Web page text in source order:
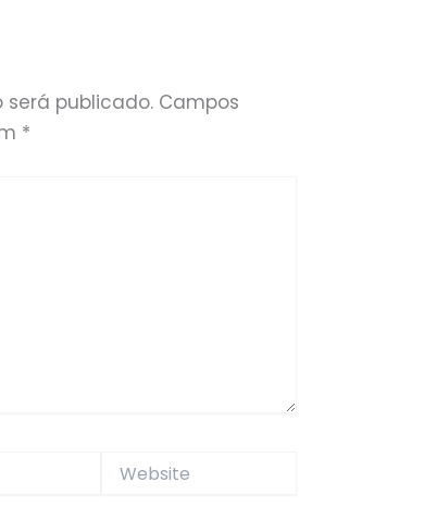
publicado. Campos
*
Website